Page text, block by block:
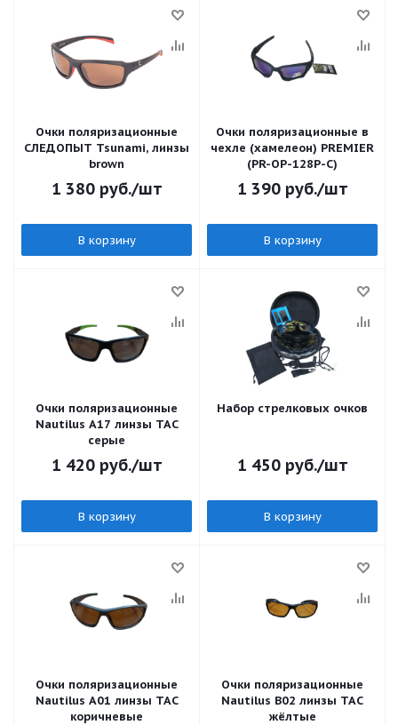
Очки поляризационные
СЛЕДОПЫТ Tsunami, линзы
brown
1 380руб./шт
В корзину
Очки поляризационные в
чехле (хамелеон) PREMIER
(PR-OP-128P-C)
1 390руб./шт
В корзину
Очки поляризационные
Nautilus A17 линзы ТАС
серые
1 420руб./шт
В корзину
Набор стрелковых очков
1 450руб./шт
В корзину
Очки поляризационные
Nautilus A01 линзы ТАС
коричневые
Очки поляризационные
Nautilus B02 линзы ТАС
жёлтые